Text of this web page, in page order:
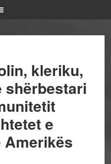
kleriku,
shërbestari
e
Amerikës